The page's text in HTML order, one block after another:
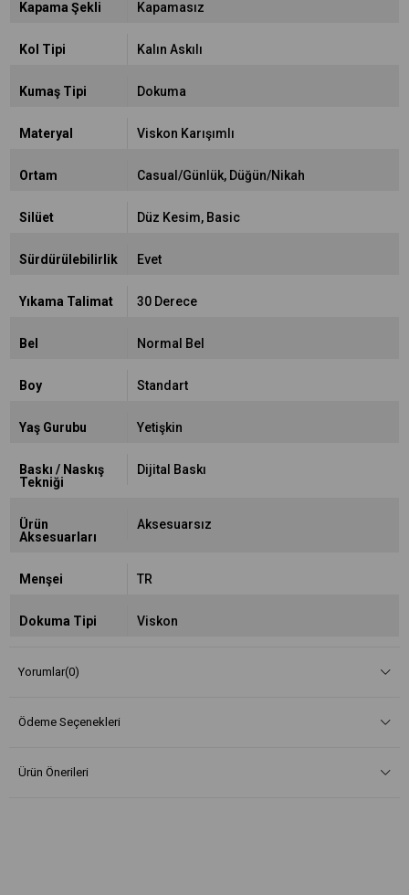
Kapama Şekli Kapamasız
Kol Tipi Kalın Askılı
Kumaş Tipi Dokuma
Materyal Viskon Karışımlı
Ortam Casual/Günlük Düğün/Nikah
Silüet Düz Kesim Basic
Sürdürülebilirlik Evet
Yıkama Talimat 30 Derece
Bel Normal Bel
Boy Standart
Yaş Gurubu Yetişkin
Baskı / Naskış
Tekniği
Dijital Baskı
Ürün
Aksesuarları
Aksesuarsız
Menşei TR
Dokuma Tipi Viskon
Yorumlar(0)
Ödeme Seçenekleri
Ürün Önerileri